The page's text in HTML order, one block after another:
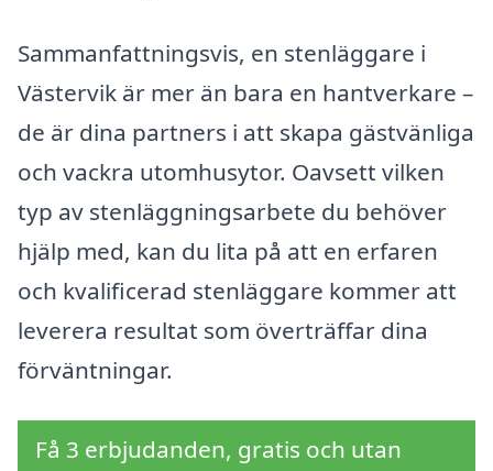
Sammanfattningsvis, en stenläggare i
Västervik är mer än bara en hantverkare –
de är dina partners i att skapa gästvänliga
och vackra utomhusytor. Oavsett vilken
typ av stenläggningsarbete du behöver
hjälp med, kan du lita på att en erfaren
och kvalificerad stenläggare kommer att
leverera resultat som överträffar dina
förväntningar.
Få 3 erbjudanden, gratis och utan